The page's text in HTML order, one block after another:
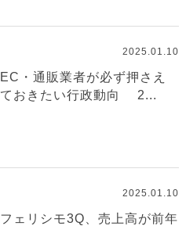
2025.01.10
EC・通販業者が必ず押さえ
ておきたい行政動向 2...
2025.01.10
フェリシモ3Q、売上高が前年